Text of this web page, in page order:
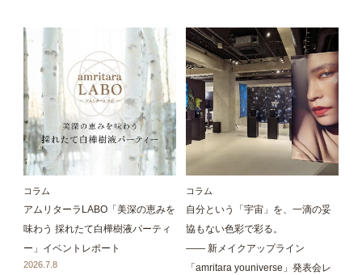
コラム
アムリターラLABO「美深の恵みを
味わう 採れたて白樺樹液パーティ
ー」イベントレポート
2026.7.8
コラム
自分という「宇宙」を、一滴の妥
協もない色彩で彩る。
—— 新メイクアップライン
「amritara youniverse」発表会レ